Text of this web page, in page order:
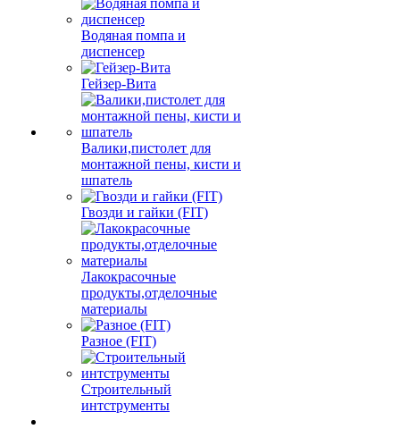
Водяная помпа и
диспенсер
Гейзер-Вита
Валики,пистолет для
монтажной пены, кисти и
шпатель
Гвозди и гайки (FIT)
Лакокрасочные
продукты,отделочные
материалы
Разное (FIT)
Строительный
интструменты